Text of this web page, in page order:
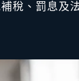
稅、罰息及